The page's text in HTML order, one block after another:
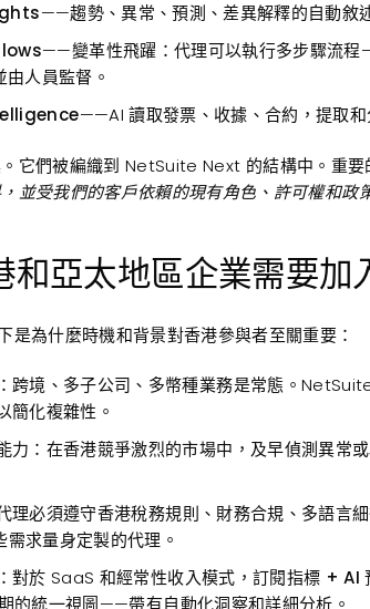
——趨勢、異常、預測、差異解釋的自動敘
——變革性飛躍：代理可以執行多步驟流
人員監督。
——AI 讀取發票、收據、合約，提取和
它們被編織到 NetSuite Next 的結構中。重要
並受我們的客戶依賴的現有角色、許可權和政
和亞太地區企業需要加
為什麼時機和背景對香港參與者至關重要：
跨境、多子公司、多幣種業務是常態。
簡化複雜性。
力：在香港競爭激烈的市場中，及早偵測異常
理必須遵守香港稅務規則、財務合規、多語言
需求量身定製的代理。
對於 SaaS 和經常性收入模式，訂閱指標 + AI